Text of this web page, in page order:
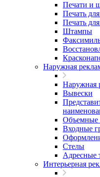
Печати и
Печать
Печать
Штампы
Наружная
Наружная
Вывески
Объемные
Входные
Стелы
Адресные
Интерьерная